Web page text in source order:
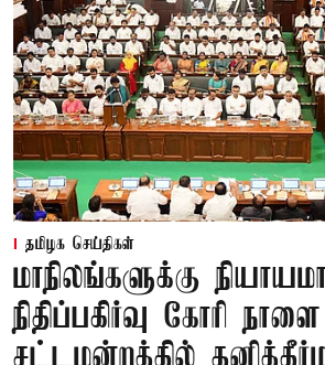
தமிழக செய்திகள்
மாநிலங்களுக்கு
நிதிப்பகிர்வு கோரி நாளை